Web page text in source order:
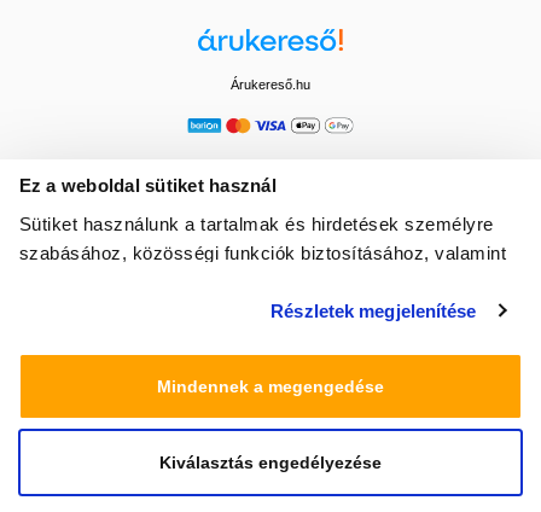
Ez a weboldal sütiket használ
Sütiket használunk a tartalmak és hirdetések személyre
szabásához, közösségi funkciók biztosításához, valamint
média-, hirdető- és elemező partnereinkkel megosztjuk az
amelyeket Ön adott meg számukra vagy az Ön által
használt más szolgáltatásokból gyűjtöttek.
Részletek megjelenítése
Mindennek a megengedése
Kiválasztás engedélyezése
Árukereső.hu